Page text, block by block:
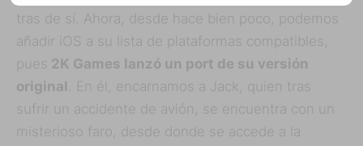
tras de sí. Ahora, desde hace bien poco, podemos
añadir iOS a su lista de plataformas compatibles,
pues 2K Games lanzó un port de su versión
original . En él, encarnamos a Jack, quien tras
sufrir un accidente de avión, se encuentra con un
misterioso faro, desde donde se accede a la